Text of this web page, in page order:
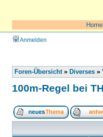
Home
Anmelden
Foren-Übersicht» Diverses »
100m-Regel bei